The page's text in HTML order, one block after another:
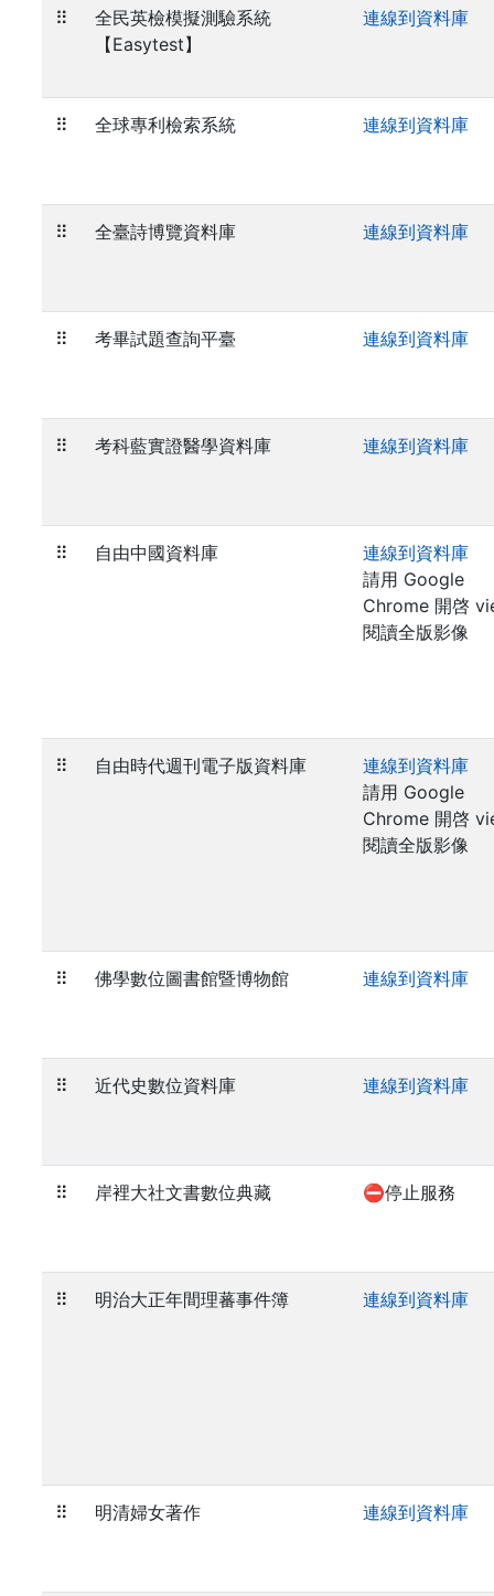
⠿
全民英檢模擬測驗系統
【Easytest】
連線到資料庫
⠿ 全球專利檢索系統 連線到資料庫
⠿ 全臺詩博覽資料庫 連線到資料庫
⠿ 考畢試題查詢平臺 連線到資料庫
⠿ 考科藍實證醫學資料庫 連線到資料庫
⠿ 自由中國資料庫
連線到資料庫
請用 Google
Chrome 開啓
閱讀全版影像
⠿ 自由時代週刊電子版資料庫
連線到資料庫
請用 Google
Chrome 開啓
閱讀全版影像
⠿ 佛學數位圖書館暨博物館 連線到資料庫
⠿ 近代史數位資料庫 連線到資料庫
⠿ 岸裡大社文書數位典藏 ⛔停止服務
⠿ 明治大正年間理蕃事件簿 連線到資料庫
⠿ 明清婦女著作 連線到資料庫